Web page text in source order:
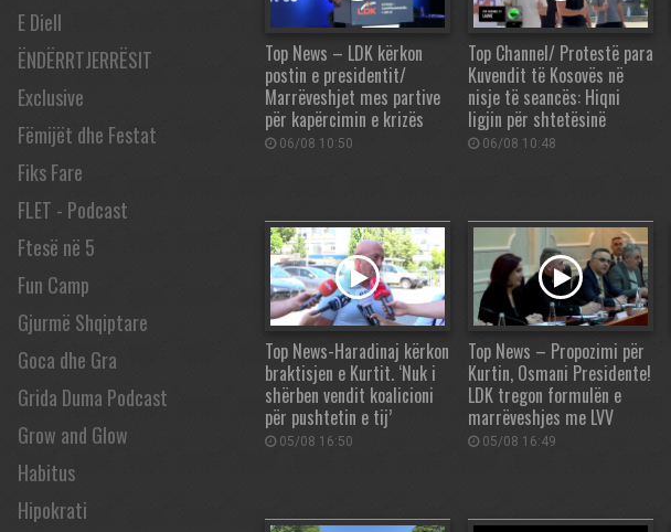
E Diell
ËNDËRRTJERRËSIT
Exclusive
Fëmijët dhe Festat
Fiks Fare
FLET - Podcast
Ftesë në 5
Fun Camp
Gjurmë Shqiptare
Goca dhe Gra
Grida Duma Podcast
Grow and Glow
Habitus
Hipokrati
Top News – LDK kërkon
postin e presidentit/
Marrëveshjet mes partive
për kapërcimin e krizës
06/08 10:50
Top Channel/ Protestë para
Kuvendit të Kosovës në
nisje të seancës: Hiqni
ligjin për shtetësinë
06/08 10:48
Top News-Haradinaj kërkon
braktisjen e Kurtit. ‘Nuk i
shërben vendit koalicioni
për pushtetin e tij’
05/08 16:50
Top News – Propozimi për
Kurtin, Osmani Presidente!
LDK tregon formulën e
marrëveshjes me LVV
05/08 16:49